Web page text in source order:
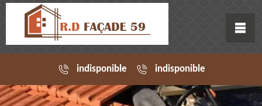
indisponible indisponible